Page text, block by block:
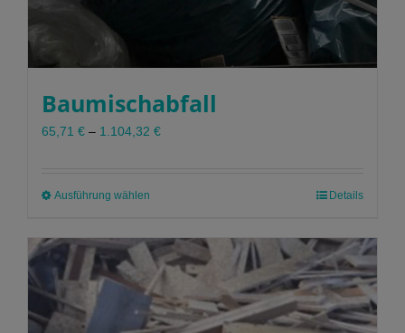
Baumischabfall
65,71 € – 1.104,32 €
Ausführung wählen
weist
mehrere
Varianten
auf.
Die
Details